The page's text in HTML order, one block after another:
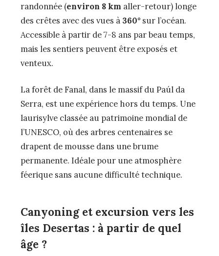
randonnée (environ 8 km aller-retour) longe
des crêtes avec des vues à 360° sur l’océan.
Accessible à partir de 7-8 ans par beau temps,
mais les sentiers peuvent être exposés et
venteux.
La forêt de Fanal, dans le massif du Paúl da
Serra, est une expérience hors du temps. Une
laurisylve classée au patrimoine mondial de
l’UNESCO, où des arbres centenaires se
drapent de mousse dans une brume
permanente. Idéale pour une atmosphère
féerique sans aucune difficulté technique.
Canyoning et excursion vers les
îles Desertas : à partir de quel
âge ?